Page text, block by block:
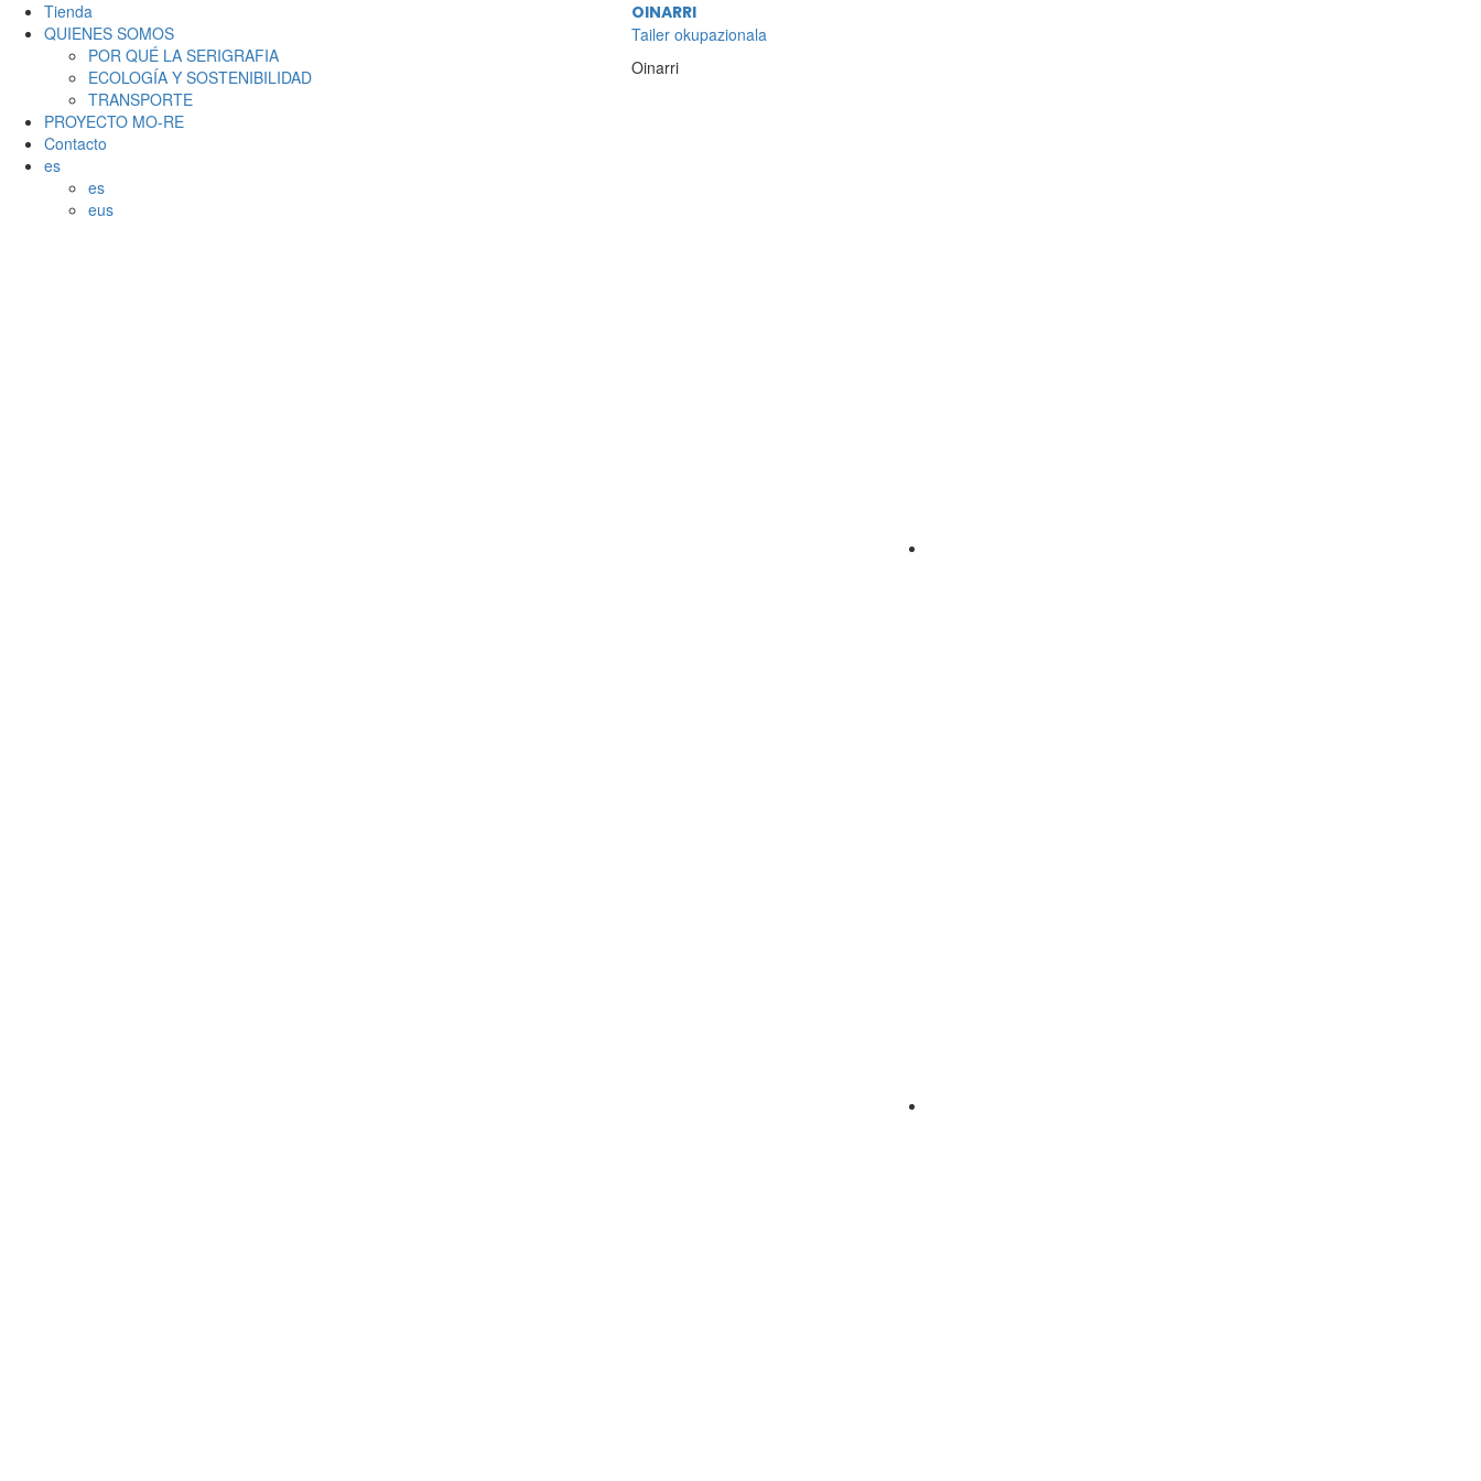
Tienda
QUIENES SOMOS
POR QUÉ LA SERIGRAFIA
ECOLOGÍA Y SOSTENIBILIDAD
TRANSPORTE
PROYECTO MO-RE
Contacto
es
es
eus
OINARRI
Tailer okupazionala
Oinarri